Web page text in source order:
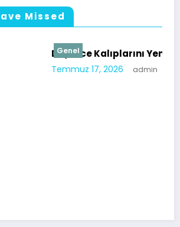
Missed
Yeniden Şekillendirmek
admin